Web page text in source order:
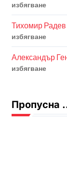
избягване
Тихомир Радев
избягване
Александър
избягване
Пропусна